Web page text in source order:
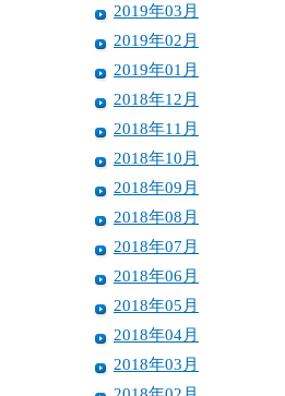
2019年03月
2019年02月
2019年01月
2018年12月
2018年11月
2018年10月
2018年09月
2018年08月
2018年07月
2018年06月
2018年05月
2018年04月
2018年03月